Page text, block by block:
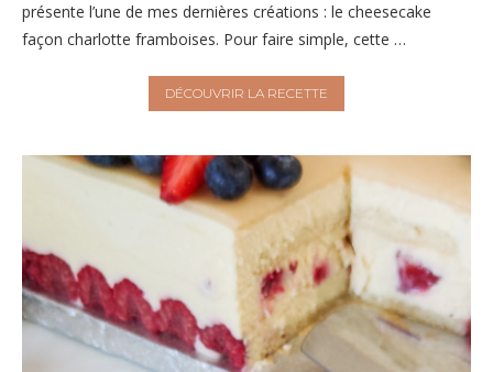
présente l’une de mes dernières créations : le cheesecake
façon charlotte framboises. Pour faire simple, cette …
DÉCOUVRIR LA RECETTE